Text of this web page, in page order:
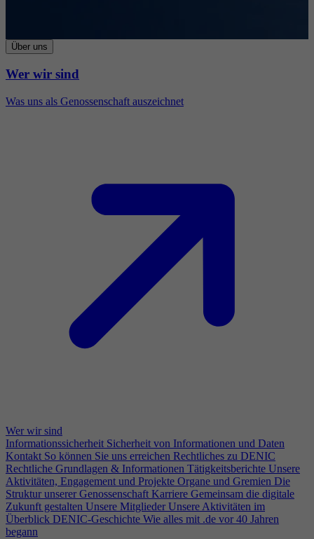
Über uns
Wer wir sind
Was uns als Genossenschaft auszeichnet
Wer wir sind
Informationssicherheit Sicherheit von Informationen und Daten
Kontakt So können Sie uns erreichen Rechtliches zu DENIC
Rechtliche Grundlagen & Informationen Tätigkeitsberichte Unsere
Aktivitäten, Engagement und Projekte Organe und Gremien Die
Struktur unserer Genossenschaft Karriere Gemeinsam die digitale
Zukunft gestalten Unsere Mitglieder Unsere Aktivitäten im
Überblick DENIC-Geschichte Wie alles mit .de vor 40 Jahren
begann